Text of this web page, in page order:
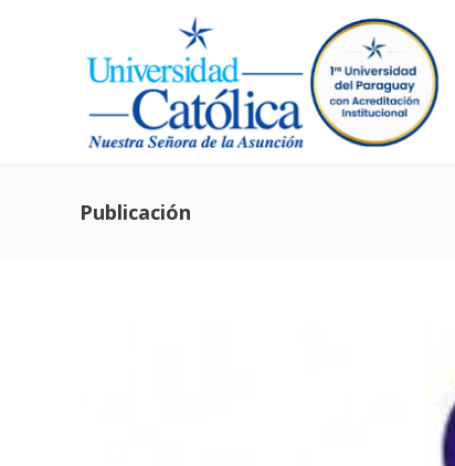
Publicación